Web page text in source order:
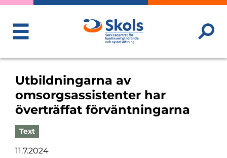
ToggleMenu
Utbildningarna av
omsorgsassistenter har
överträffat förväntningarna
Text
11.7.2024